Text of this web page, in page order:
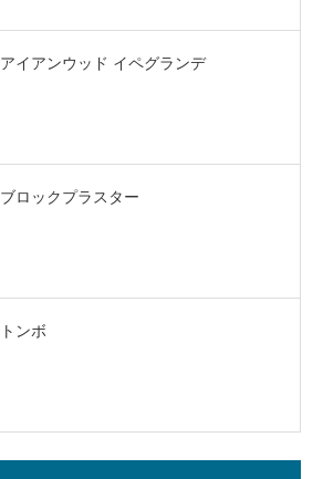
アイアンウッド イペグランデ
ブロックプラスター
トンボ